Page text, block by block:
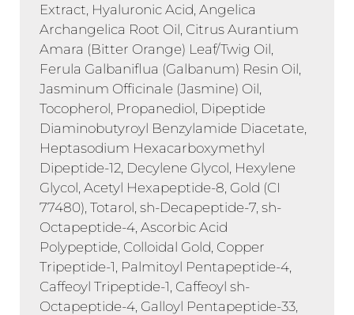
Extract, Hyaluronic Acid, Angelica
Archangelica Root Oil, Citrus Aurantium
Amara (Bitter Orange) Leaf/Twig Oil,
Ferula Galbaniflua (Galbanum) Resin Oil,
Jasminum Officinale (Jasmine) Oil,
Tocopherol, Propanediol, Dipeptide
Diaminobutyroyl Benzylamide Diacetate,
Heptasodium Hexacarboxymethyl
Dipeptide-12, Decylene Glycol, Hexylene
Glycol, Acetyl Hexapeptide-8, Gold (CI
77480), Totarol, sh-Decapeptide-7, sh-
Octapeptide-4, Ascorbic Acid
Polypeptide, Colloidal Gold, Copper
Tripeptide-1, Palmitoyl Pentapeptide-4,
Caffeoyl Tripeptide-1, Caffeoyl sh-
Octapeptide-4, Galloyl Pentapeptide-33,